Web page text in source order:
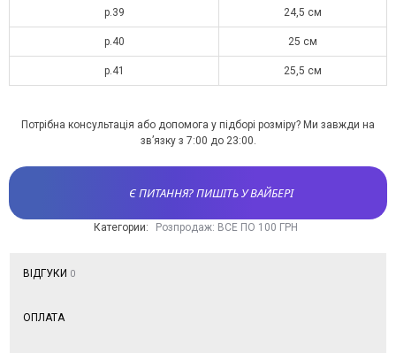
р.39 24,5 см
р.40 25 см
р.41 25,5 см
Потрібна консультація або допомога у підборі розміру? Ми завжди на
зв’язку з 7:00 до 23:00.
Є ПИТАННЯ? ПИШІТЬ У ВАЙБЕРІ
Категории: Розпродаж: ВСЕ ПО 100 ГРН
ВІДГУКИ 0
ОПЛАТА